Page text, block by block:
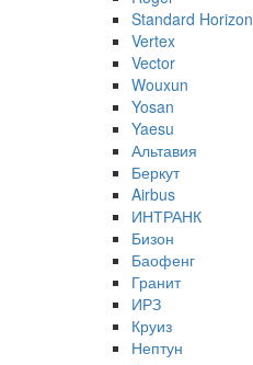
Standard Horizon
Vertex
Vector
Wouxun
Yosan
Yaesu
Альтавия
Беркут
Airbus
ИНТРАНК
Бизон
Баофенг
Гранит
ИРЗ
Круиз
Нептун